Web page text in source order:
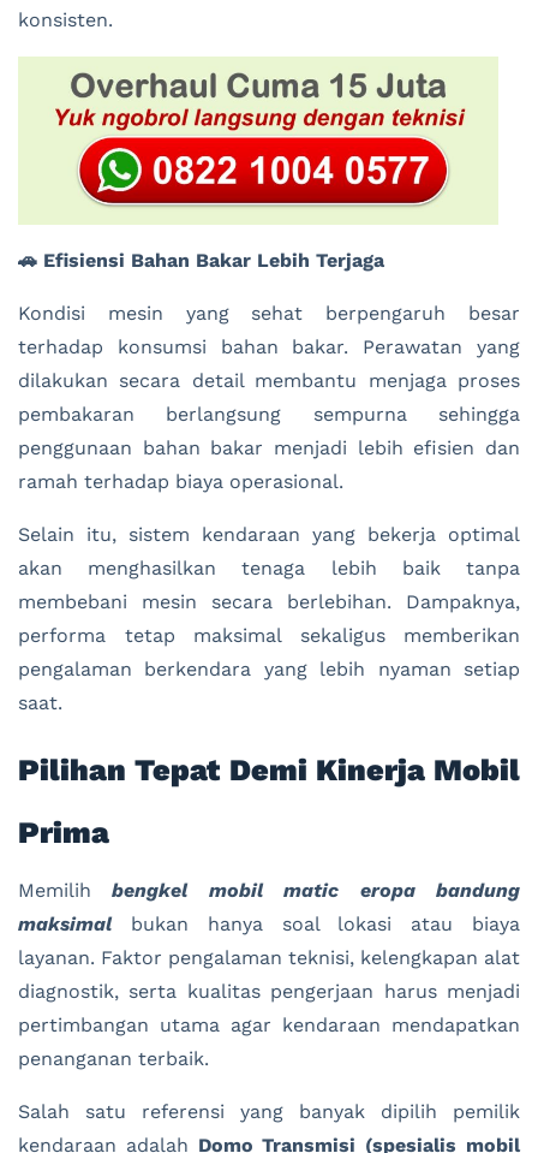
konsisten.
🚗 Efisiensi Bahan Bakar Lebih Terjaga
Kondisi mesin yang sehat berpengaruh besar
terhadap konsumsi bahan bakar. Perawatan yang
dilakukan secara detail membantu menjaga proses
pembakaran berlangsung sempurna sehingga
penggunaan bahan bakar menjadi lebih efisien dan
ramah terhadap biaya operasional.
Selain itu, sistem kendaraan yang bekerja optimal
akan menghasilkan tenaga lebih baik tanpa
membebani mesin secara berlebihan. Dampaknya,
performa tetap maksimal sekaligus memberikan
pengalaman berkendara yang lebih nyaman setiap
saat.
Pilihan Tepat Demi Kinerja Mobil
Prima
Memilihbengkel mobil matic eropa bandung
maksimalbukan hanya soal lokasi atau biaya
layanan. Faktor pengalaman teknisi, kelengkapan alat
diagnostik, serta kualitas pengerjaan harus menjadi
pertimbangan utama agar kendaraan mendapatkan
penanganan terbaik.
Salah satu referensi yang banyak dipilih pemilik
kendaraan adalah Domo Transmisi (spesialis mobil